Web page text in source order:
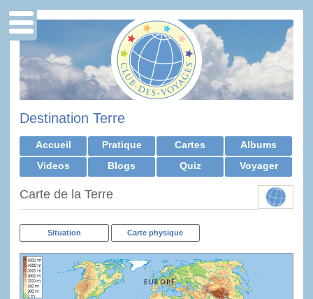
Destination Terre
Accueil Pratique Cartes
Albums
Videos
Blogs Quiz Voyager
Carte de la Terre
Situation Carte physique